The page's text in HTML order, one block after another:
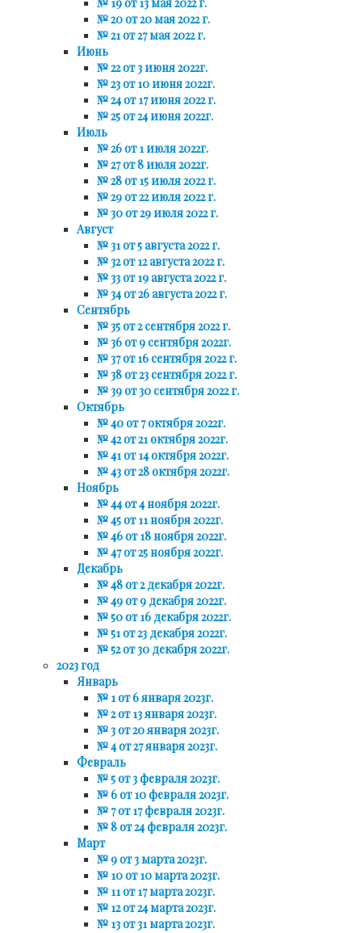
№ 20 от 20 мая 2022 г.
№ 21 от 27 мая 2022 г.
Июнь
№ 22 от 3 июня 2022г.
№ 23 от 10 июня 2022г.
№ 24 от 17 июня 2022 г.
№ 25 от 24 июня 2022г.
Июль
№ 26 от 1 июля 2022г.
№ 27 от 8 июля 2022г.
№ 28 от 15 июля 2022 г.
№ 29 от 22 июля 2022 г.
№ 30 от 29 июля 2022 г.
Август
№ 31 от 5 августа 2022 г.
№ 32 от 12 августа 2022 г.
№ 33 от 19 августа 2022 г.
№ 34 от 26 августа 2022 г.
Сентябрь
№ 35 от 2 сентября 2022 г.
№ 36 от 9 сентября 2022г.
№ 37 от 16 сентября 2022 г.
№ 38 от 23 сентября 2022 г.
№ 39 от 30 сентября 2022 г.
Октябрь
№ 40 от 7 октября 2022г.
№ 42 от 21 октября 2022г.
№ 41 от 14 октября 2022г.
№ 43 от 28 октября 2022г.
Ноябрь
№ 44 от 4 ноября 2022г.
№ 45 от 11 ноября 2022г.
№ 46 от 18 ноября 2022г.
№ 47 от 25 ноября 2022г.
Декабрь
№ 48 от 2 декабря 2022г.
№ 49 от 9 декабря 2022г.
№ 50 от 16 декабря 2022г.
№ 51 от 23 декабря 2022г.
№ 52 от 30 декабря 2022г.
2023 год
Январь
№ 1 от 6 января 2023г.
№ 2 от 13 января 2023г.
№ 3 от 20 января 2023г.
№ 4 от 27 января 2023г.
Февраль
№ 5 от 3 февраля 2023г.
№ 6 от 10 февраля 2023г.
№ 7 от 17 февраля 2023г.
№ 8 от 24 февраля 2023г.
Март
№ 9 от 3 марта 2023г.
№ 10 от 10 марта 2023г.
№ 11 от 17 марта 2023г.
№ 12 от 24 марта 2023г.
№ 13 от 31 марта 2023г.